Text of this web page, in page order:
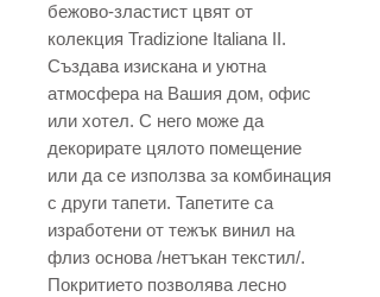
бежово-зластист цвят от
колекция Tradizione Italiana II.
Създава изискана и уютна
атмосфера на Вашия дом, офис
или хотел. С него може да
декорирате цялото помещение
или да се използва за комбинация
с други тапети. Тапетите са
изработени от тежък винил на
флиз основа /нетъкан текстил/.
Покритието позволява лесно